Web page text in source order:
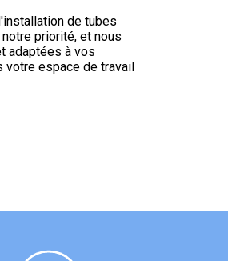
de tubes
priorité, et nous
adaptées à vos
votre espace de travail